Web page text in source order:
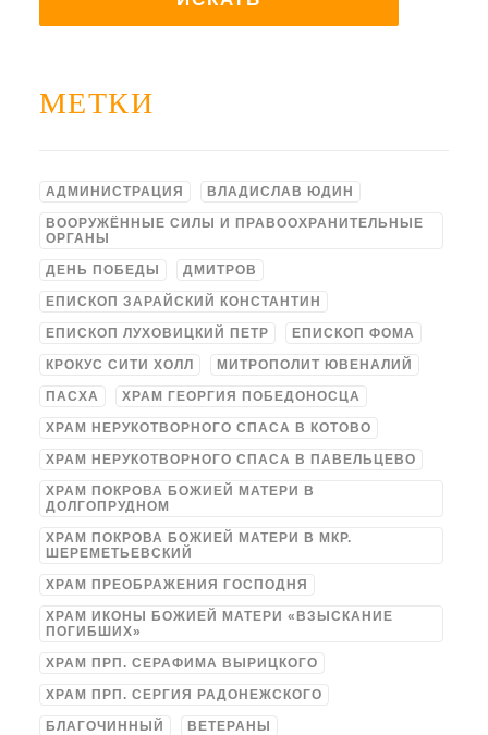
МЕТКИ
АДМИНИСТРАЦИЯ ВЛАДИСЛАВ ЮДИН
ВООРУЖЁННЫЕ СИЛЫ И ПРАВООХРАНИТЕЛЬНЫЕ
ОРГАНЫ
ДЕНЬ ПОБЕДЫ ДМИТРОВ
ЕПИСКОП ЗАРАЙСКИЙ КОНСТАНТИН
ЕПИСКОП ЛУХОВИЦКИЙ ПЕТР ЕПИСКОП ФОМА
КРОКУС СИТИ ХОЛЛ МИТРОПОЛИТ ЮВЕНАЛИЙ
ПАСХА ХРАМ ГЕОРГИЯ ПОБЕДОНОСЦА
ХРАМ НЕРУКОТВОРНОГО СПАСА В КОТОВО
ХРАМ НЕРУКОТВОРНОГО СПАСА В ПАВЕЛЬЦЕВО
ХРАМ ПОКРОВА БОЖИЕЙ МАТЕРИ В
ДОЛГОПРУДНОМ
ХРАМ ПОКРОВА БОЖИЕЙ МАТЕРИ В МКР.
ШЕРЕМЕТЬЕВСКИЙ
ХРАМ ПРЕОБРАЖЕНИЯ ГОСПОДНЯ
ХРАМ ИКОНЫ БОЖИЕЙ МАТЕРИ «ВЗЫСКАНИЕ
ПОГИБШИХ»
ХРАМ ПРП. СЕРАФИМА ВЫРИЦКОГО
ХРАМ ПРП. СЕРГИЯ РАДОНЕЖСКОГО
БЛАГОЧИННЫЙ ВЕТЕРАНЫ